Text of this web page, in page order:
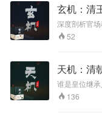
典。
到我国古代
唯一的女皇
的 1000 多年
天的女政治
后吕雉，为
政治、经济
景之治奠定
吕氏取代刘
凶残诡诈、
玄机：清
者
深度剖析官场
位高官的发
王朝官场上
权坛梦想，
万险。他们
之处，赢得上
为位高权重
划，为官之
52
天机：清
谁是皇位继承
仰的皇帝，
迷雾，揭秘
136